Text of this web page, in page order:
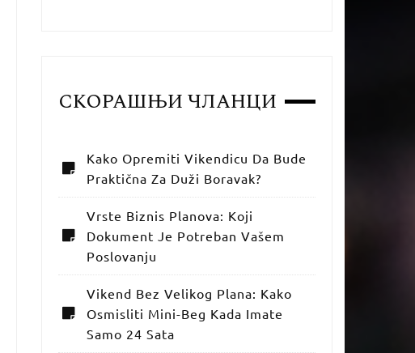
СКОРАШЊИ ЧЛАНЦИ
Kako Opremiti Vikendicu Da Bude
Praktična Za Duži Boravak?
Vrste Biznis Planova: Koji
Dokument Je Potreban Vašem
Poslovanju
Vikend Bez Velikog Plana: Kako
Osmisliti Mini-Beg Kada Imate
Samo 24 Sata